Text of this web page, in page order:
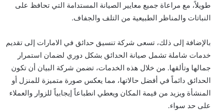
طويلاً، مع مراعاة جميع معايير الصيانة المستدامة التي تحافظ على
النباتات والمناظر الطبيعية من التلف والجفاف.
بالإضافة إلى ذلك، تسعى شركة تنسيق حدائق في الامارات إلى تقديم
خدمات شاملة تشمل صيانة الحدائق بشكل دوري لضمان استمرار
جمالها وتألقها. من خلال هذه الخدمات، تضمن شركة البيان أن تكون
الحدائق دائماً في أفضل حالاتها، مما يعكس صورة متميزة للمنزل أو
المنشأة ويزيد من قيمة المكان ويعطي انطباعاً إيجابياً للزوار والعملاء
على حد سواء.